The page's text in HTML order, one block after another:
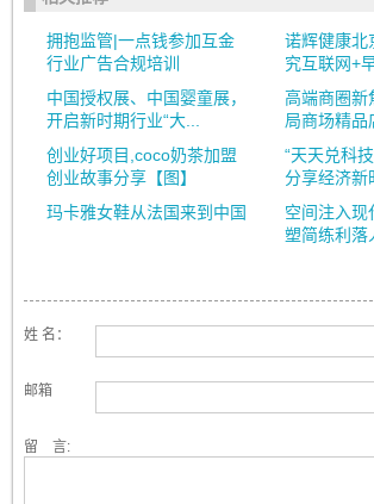
拥抱监管|一点钱参加互金
行业广告合规培训
诺辉健康北
究互联网+
中国授权展、中国婴童展，
开启新时期行业“大...
高端商圈新
局商场精品
创业好项目,coco奶茶加盟
创业故事分享【图】
“天天兑科
分享经济新
玛卡雅女鞋从法国来到中国
空间注入现
塑简练利落
姓 名：
邮箱
留 言: